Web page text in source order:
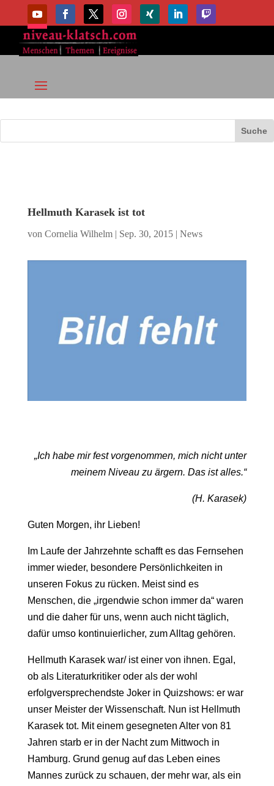
Hellmuth Karasek ist tot
von Cornelia Wilhelm| Sep. 30, 2015| News
„Ich habe mir fest vorgenommen, mich nicht unter
meinem Niveau zu ärgern. Das ist alles.“
(H. Karasek)
Guten Morgen, ihr Lieben!
Im Laufe der Jahrzehnte schafft es das Fernsehen
immer wieder, besondere Persönlichkeiten in
unseren Fokus zu rücken. Meist sind es
Menschen, die „irgendwie schon immer da“ waren
und die daher für uns, wenn auch nicht täglich,
dafür umso kontinuierlicher, zum Alltag gehören.
Hellmuth Karasek war/ ist einer von ihnen. Egal,
ob als Literaturkritiker oder als der wohl
erfolgversprechendste Joker in Quizshows: er war
unser Meister der Wissenschaft. Nun ist Hellmuth
Karasek tot. Mit einem gesegneten Alter von 81
Jahren starb er in der Nacht zum Mittwoch in
Hamburg. Grund genug auf das Leben eines
Mannes zurück zu schauen, der mehr war, als ein